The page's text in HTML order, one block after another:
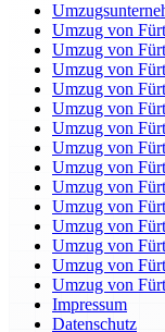
Umzug von
Umzug von
Umzug von
Umzug von
Umzug von
Umzug von
Umzug von
Umzug von
Umzug von
Umzug von
Umzug von
Umzug von
Umzug von
Umzug von
Impressum
Datenschutz